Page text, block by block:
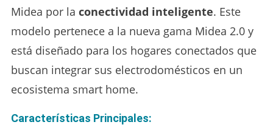
Midea por la conectividad inteligente. Este
modelo pertenece a la nueva gama Midea 2.0 y
está diseñado para los hogares conectados que
buscan integrar sus electrodomésticos en un
ecosistema smart home.
Características Principales: